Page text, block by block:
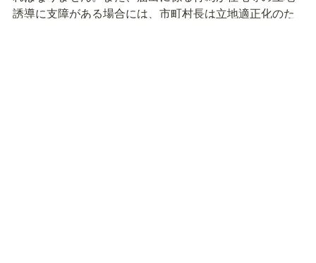
誘導に支障がある場合には、市町村長は立地適正化のた